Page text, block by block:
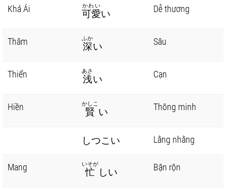
Khả Ái 可愛
かわい
い Dễ thương
Thâm 深
ふか
い Sâu
Thiển 浅
あさ
い Cạn
Hiền 賢
かしこ
い Thông minh
しつこい Lằng nhằng
Mang 忙
いそが
しい Bận rộn